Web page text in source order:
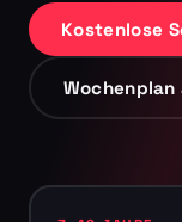
Kostenlose
Wochenplan